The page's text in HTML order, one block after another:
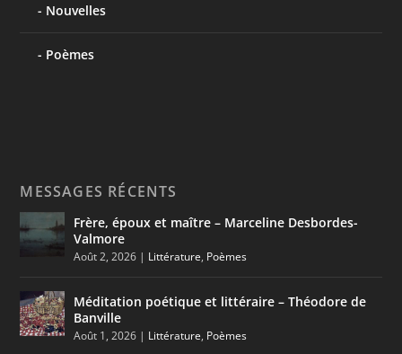
Nouvelles
Poèmes
MESSAGES RÉCENTS
Frère, époux et maître – Marceline Desbordes-
Valmore
Août 2, 2026 | Littérature, Poèmes
Méditation poétique et littéraire – Théodore de
Banville
Août 1, 2026 | Littérature, Poèmes